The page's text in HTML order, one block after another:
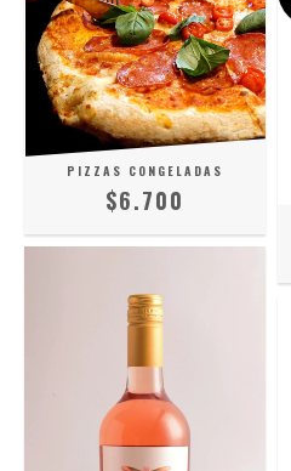
PIZZAS CONGELADAS
$6.700